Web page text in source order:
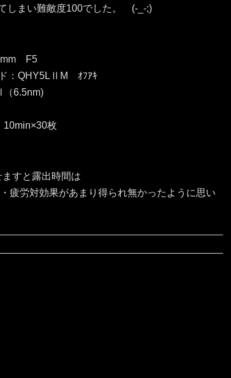
しまい難敵度100でした。 (-_-;)
F5
：QHY5LⅡM ｵﾌｱｷ
6.5nm)
枚
すと露出時間は
疲労対効果があまり得られ無かったように思い